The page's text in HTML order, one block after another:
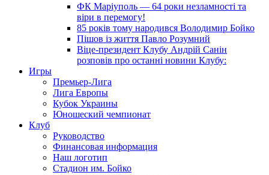
ФК Маріуполь — 64 роки незламності та
віри в перемогу!
85 років тому народився Володимир Бойко
Пішов із життя Павло Розумний
Віце-президент Клубу Андрій Санін
розповів про останні новини Клубу:
Игры
Премьер-Лига
Лига Европы
Кубок Украины
Юношеский чемпионат
Клуб
Руководство
Финансовая информация
Наш логотип
Стадион им. Бойко